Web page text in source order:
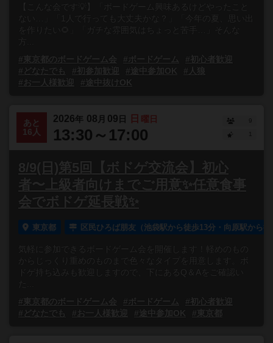
【こんな会です💡】「ボードゲーム興味あるけどやったこと
ない…」「1人で行っても大丈夫かな？」「今年の夏、思い出
方...
#東京都のボードゲーム会
#ボードゲーム
#初心者歓迎
#どなたでも
#初参加歓迎 #途中参加OK
#人狼
#お一人様歓迎
#途中抜けOK
あと
16人
2026年 08 月 09 日 日 曜日
13:30～17:00
9
1
8/9(日)第5回【ボドゲ交流会】初心
者〜上級者向けまでご用意✨任意食事
会でボドゲ延長戦✨
東京都 区民ひろば朋友（池袋駅から徒歩13分・向原駅から徒
気軽に参加できるボードゲーム会を開催します！軽めのもの
からじっくり重めのものまで色々なタイプを用意します。ボ
ドゲ持ち込みも歓迎しますので、下にあるQ＆Aをご確認い
#東京都のボードゲーム会
#ボードゲーム
#初心者歓迎
#どなたでも
#お一人様歓迎 #途中参加OK #東京都